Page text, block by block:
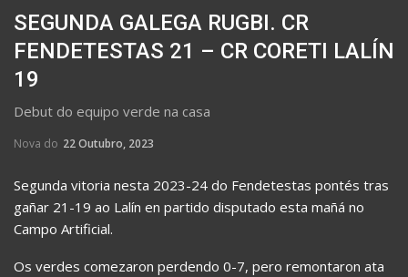
SEGUNDA GALEGA RUGBI. CR
FENDETESTAS 21 – CR CORETI LALÍN
19
Debut do equipo verde na casa
Nova do 22 Outubro, 2023
Segunda vitoria nesta 2023-24 do Fendetestas pontés tras
gañar 21-19 ao Lalín en partido disputado esta mañá no
Campo Artificial.
Os verdes comezaron perdendo 0-7, pero remontaron ata